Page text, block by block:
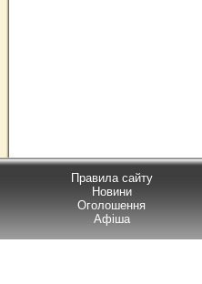
Правила сайту
Новини
Оголошення
Афіша